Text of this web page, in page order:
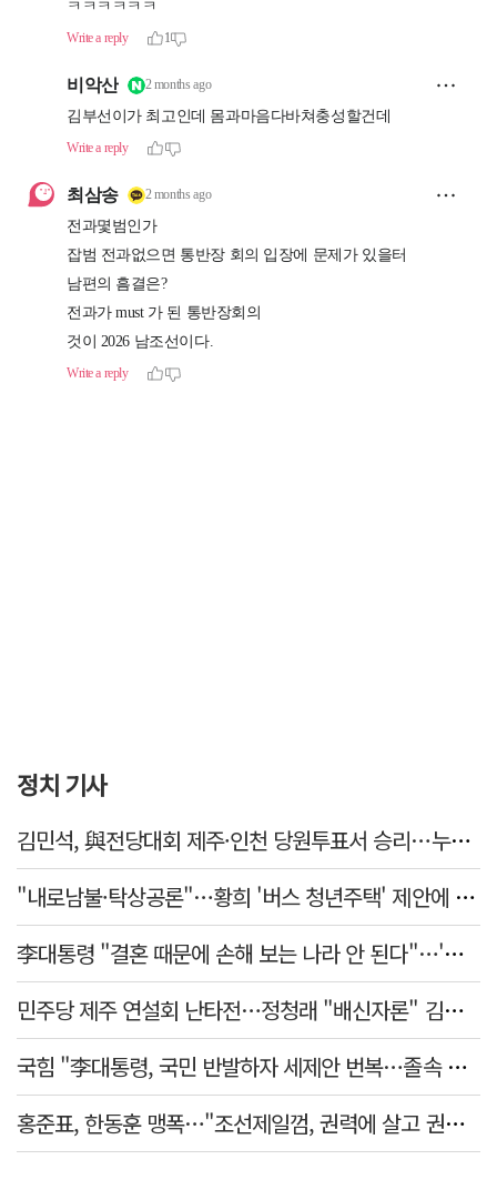
정치 기사
김민석, 與전당대회 제주·인천 당원투표서 승리…누적 득표는 '초박빙'
"내로남불·탁상공론"…황희 '버스 청년주택' 제안에 與 내부서도 쓴소리
李대통령 "결혼 때문에 손해 보는 나라 안 된다"…'결혼 페널티' 22개 손본다
민주당 제주 연설회 난타전…정청래 "배신자론" 김민석 "관리 무능"
국힘 "李대통령, 국민 반발하자 세제안 번복…졸속 국정 즉각 중단"
홍준표, 한동훈 맹폭…"조선제일껌, 권력에 살고 권력에 죽었다"